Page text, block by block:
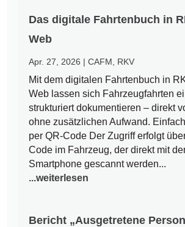
Das digitale Fahrtenbuch in
Web
Apr. 27, 2026 |CAFM RKV
Mit dem digitalen Fahrtenbuch in
Web lassen sich Fahrzeugfahrten
strukturiert dokumentieren – direkt
ohne zusätzlichen Aufwand.
per QR-Code Der Zugriff erfolgt
Code im Fahrzeug, der direkt mit
Smartphone gescannt werden...
...weiterlesen
Bericht „Ausgetretene